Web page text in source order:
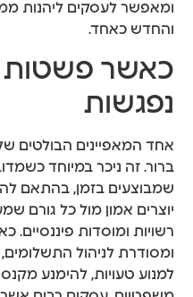
ומאפשר לעסקים ליהנות
והחדש כאחד.
כאשר פשטות
נפגשות
אחד המאפיינים הבולטים של
ברור. זה ניכר במיוחד
שמבוצעים בזמן, בהתאם
יוצרים אמון מול כל גורם
רשויות ומוסדות
ומסודרת לניהול
למנוע טעויות, להימנע